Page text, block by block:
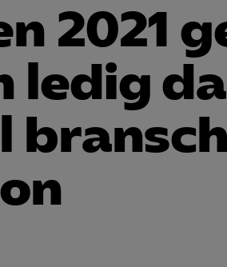
2021
ledig
bransch